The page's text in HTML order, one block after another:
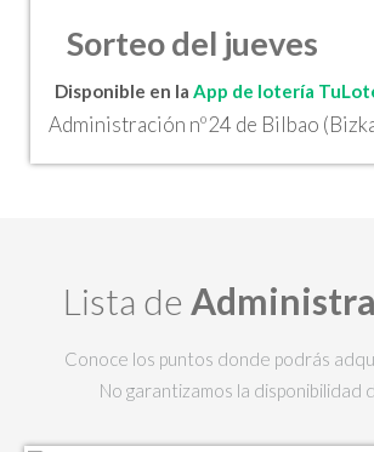
Sorteo del jueves
Disponible en la App de lotería
Administración nº24 de Bilbao
Lista de
Conoce los puntos donde podrás
No garantizamos la disponibilidad